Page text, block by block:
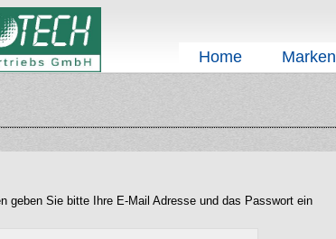
Home Marken
geben Sie bitte Ihre E-Mail Adresse und das Passwort ein